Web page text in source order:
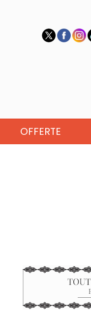
OFFERTE